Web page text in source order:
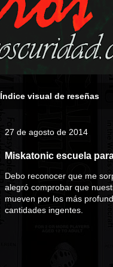
Índice visual de reseñas
27 de agosto de 2014
Miskatonic escuela
Debo reconocer que me
alegró comprobar que
mueven por los más
cantidades ingentes.